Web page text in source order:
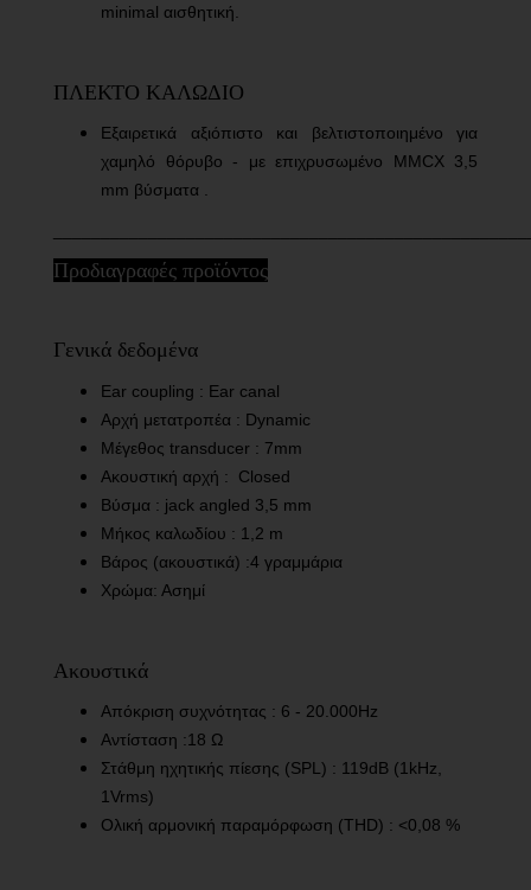
minimal αισθητική.
ΠΛΕΚΤΟ ΚΑΛΩΔΙΟ
Εξαιρετικά αξιόπιστο και βελτιστοποιημένο για
χαμηλό θόρυβο - με επιχρυσωμένο MMCX 3,5
mm βύσματα .
Προδιαγραφές προϊόντος
Γενικά δεδομένα
Ear coupling : Ear canal
Αρχή μετατροπέα : Dynamic
Μέγεθος transducer : 7mm
Ακουστική αρχή :
Closed
Βύσμα : jack angled 3,5 mm
Μήκος καλωδίου : 1,2 m
Βάρος (ακουστικά) :4 γραμμάρια
Χρώμα: Ασημί
Ακουστικά
Απόκριση συχνότητας : 6 - 20.000Hz
Αντίσταση :18 Ω
Στάθμη ηχητικής πίεσης (SPL) : 119dB (1kHz,
1Vrms)
Ολική αρμονική παραμόρφωση (THD) : <0,08 %